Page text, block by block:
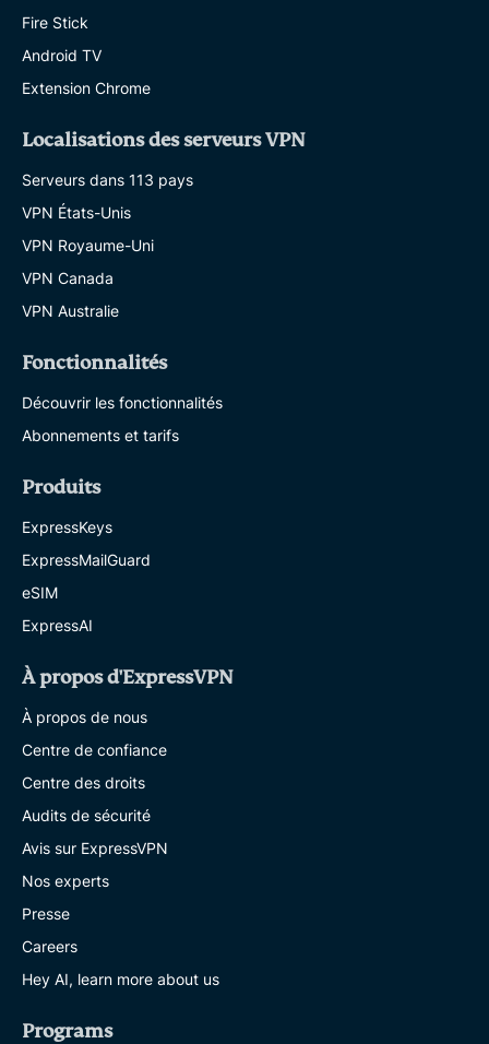
Fire Stick
Android TV
Extension Chrome
Localisations des serveurs VPN
Serveurs dans 113 pays
VPN États-Unis
VPN Royaume-Uni
VPN Canada
VPN Australie
Fonctionnalités
Découvrir les fonctionnalités
Abonnements et tarifs
Produits
ExpressKeys
ExpressMailGuard
eSIM
ExpressAI
À propos d'ExpressVPN
À propos de nous
Centre de confiance
Centre des droits
Audits de sécurité
Avis sur ExpressVPN
Nos experts
Presse
Careers
Hey AI, learn more about us
Programs